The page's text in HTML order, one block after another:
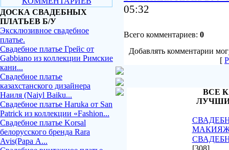
ДОСКА СВАДЕБНЫХ
ПЛАТЬЕВ Б/У
Эксклюзивное свадебное
платье.
Свадебное платье Грейс от
Gabbiano из коллекции Римские
кани...
Свадебное платье
казахстанского дизайнера
Наиля (Naiyl Baiku...
Свадебное платье Haruka от San
Patrick из коллекции «Fashion...
Свадебное платье Korsal
белорусского бренда Rara
Avis(Рара А...
05:32
Всего комментариев: 0
Добавлять комментарии
[
ВСЕ
[308]